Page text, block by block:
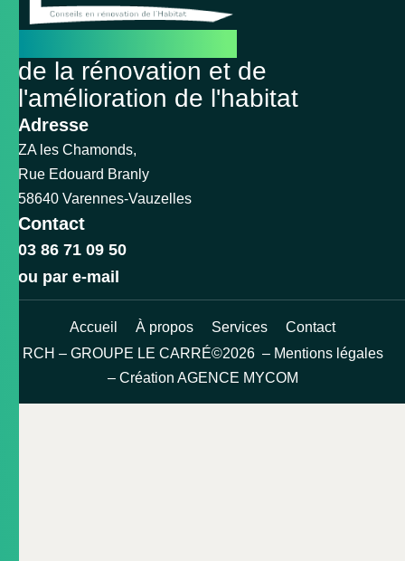
de la rénovation et de
l'amélioration de l'habitat
Adresse
ZA les Chamonds,
Rue Edouard Branly
58640 Varennes-Vauzelles
Contact
03 86 71 09 50
ou par e-mail
Accueil À propos Services
Contact
RCH – GROUPE LE CARRÉ©2026 – Mentions légales
– Création AGENCE MYCOM